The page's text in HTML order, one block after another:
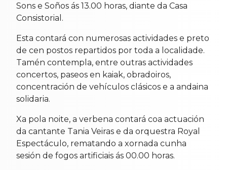
Sons e Soños ás 13.00 horas, diante da Casa
Consistorial.
Esta contará con numerosas actividades e preto
de cen postos repartidos por toda a localidade.
Tamén contempla, entre outras actividades
concertos, paseos en kaiak, obradoiros,
concentración de vehículos clásicos e a andaina
solidaria.
Xa pola noite, a verbena contará coa actuación
da cantante Tania Veiras e da orquestra Royal
Espectáculo, rematando a xornada cunha
sesión de fogos artificiais ás 00.00 horas.